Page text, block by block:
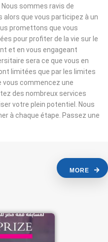
sommes ravis de
que vous participez à un
promettons que vous
pour profiter de la vie sur le
et en vous engageant
sera ce que vous en
limitées que par les limites
vous commencez une
des nombreux services
votre plein potentiel. Nous
à chaque étape. Passez une
MORE